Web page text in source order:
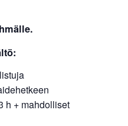
h + mahdolliset